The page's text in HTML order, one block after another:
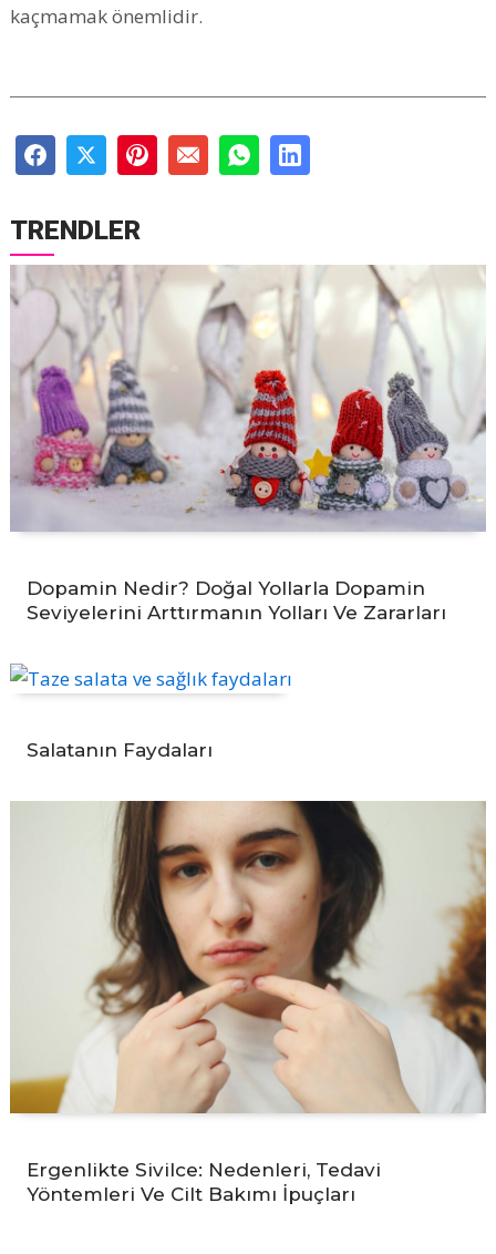
kaçmamak önemlidir.
TRENDLER
Dopamin Nedir? Doğal Yollarla Dopamin
Seviyelerini Arttırmanın Yolları Ve Zararları
Salatanın Faydaları
Ergenlikte Sivilce: Nedenleri, Tedavi
Yöntemleri Ve Cilt Bakımı İpuçları